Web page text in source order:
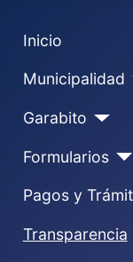
Inicio
Municipalidad
Garabito
Formularios
Pagos y
Transparencia